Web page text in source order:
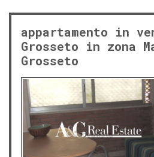
appartamento in
Grosseto in zona
Grosseto